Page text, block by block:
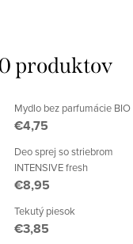
produktov
Mydlo bez parfumácie BIO
€4,75
Deo sprej so striebrom
INTENSIVE fresh
€8,95
Tekutý piesok
€3,85